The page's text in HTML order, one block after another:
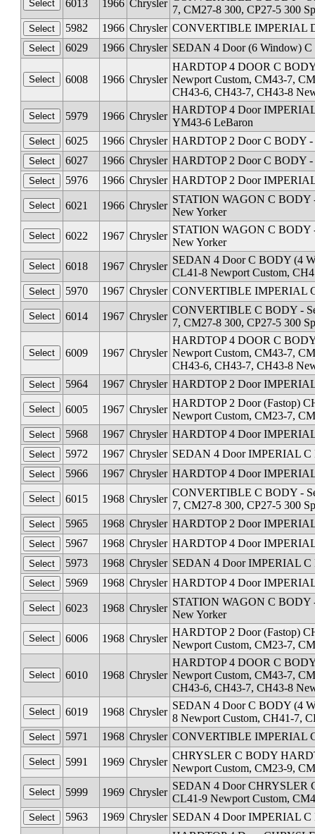
6013
1966 Chrysler
7, CM27-8 300, CP27-5 300
5982
1966 Chrysler CONVERTIBLE IMPERIAL
6029
1966 Chrysler SEDAN 4 Door (6 Window)
6008 1966 Chrysler
HARDTOP 4 DOOR C
Newport Custom, CM43-7,
CH43-6, CH43-7, CH43-8
5979
1966 Chrysler
HARDTOP 4 Door
YM43-6 LeBaron
6025
1966 Chrysler HARDTOP 2 Door C BODY -
6027
1966 Chrysler HARDTOP 2 Door C BODY -
5976
1966 Chrysler HARDTOP 2 Door
6021 1966 Chrysler
STATION WAGON C BODY
New Yorker
6022
1967 Chrysler
STATION WAGON C BODY
New Yorker
6018
1967 Chrysler
SEDAN 4 Door C BODY (4
CL41-8 Newport Custom,
5970
1967 Chrysler CONVERTIBLE IMPERIAL
6014 1967 Chrysler
CONVERTIBLE C BODY -
7, CM27-8 300, CP27-5 300
6009 1967 Chrysler
HARDTOP 4 DOOR C
Newport Custom, CM43-7,
CH43-6, CH43-7, CH43-8
5964
1967 Chrysler HARDTOP 2 Door
6005 1967 Chrysler
HARDTOP 2 Door (Fastop)
Newport Custom, CM23-7,
5968
1967 Chrysler HARDTOP 4 Door
5972
1967 Chrysler SEDAN 4 Door IMPERIAL C
5966
1967 Chrysler HARDTOP 4 Door
6015 1968 Chrysler
CONVERTIBLE C BODY -
7, CM27-8 300, CP27-5 300
5965
1968 Chrysler HARDTOP 2 Door
5967
1968 Chrysler HARDTOP 4 Door
5973
1968 Chrysler SEDAN 4 Door IMPERIAL C
5969
1968 Chrysler HARDTOP 4 Door
6023 1968 Chrysler
STATION WAGON C BODY
New Yorker
6006
1968 Chrysler
HARDTOP 2 Door (Fastop)
Newport Custom, CM23-7,
6010 1968 Chrysler
HARDTOP 4 DOOR C
Newport Custom, CM43-7,
CH43-6, CH43-7, CH43-8
6019
1968 Chrysler
SEDAN 4 Door C BODY (4
8 Newport Custom, CH41-7,
5971
1968 Chrysler CONVERTIBLE IMPERIAL
5991 1969 Chrysler
CHRYSLER C BODY
Newport Custom, CM23-9,
5999
1969 Chrysler
SEDAN 4 Door CHRYSLER
CL41-9 Newport Custom,
5963
1969 Chrysler SEDAN 4 Door IMPERIAL C